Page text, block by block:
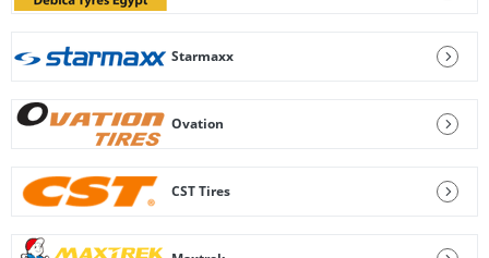
Starmaxx
Ovation
CST Tires